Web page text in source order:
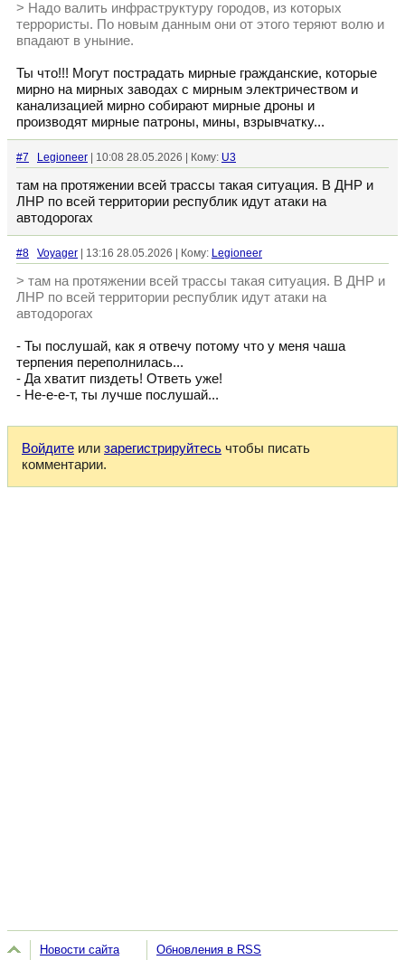
> Надо валить инфраструктуру городов, из которых
террористы. По новым данным они от этого теряют волю и
впадают в уныние.
Ты что!!! Могут пострадать мирные гражданские, которые
мирно на мирных заводах с мирным электричеством и
канализацией мирно собирают мирные дроны и
производят мирные патроны, мины, взрывчатку...
#7 Legioneer | 10:08 28.05.2026 | Кому: U3
там на протяжении всей трассы такая ситуация. В ДНР и
ЛНР по всей территории республик идут атаки на
автодорогах
#8 Voyager | 13:16 28.05.2026 | Кому: Legioneer
> там на протяжении всей трассы такая ситуация. В ДНР и
ЛНР по всей территории республик идут атаки на
автодорогах
- Ты послушай, как я отвечу потому что у меня чаша
терпения переполнилась...
- Да хватит пиздеть! Ответь уже!
- Не-е-е-т, ты лучше послушай...
Войдите или зарегистрируйтесь чтобы писать
комментарии.
Новости сайта Обновления в RSS